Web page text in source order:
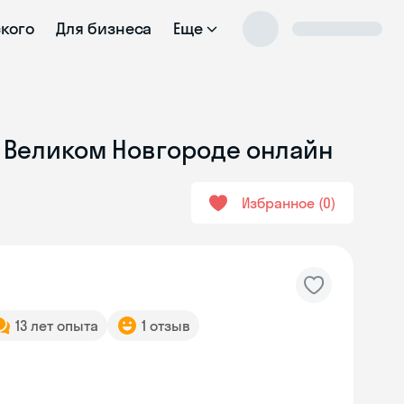
Для бизнеса Еще
Новгороде онлайн
Избранное 0
13 лет опыта 1 отзыв